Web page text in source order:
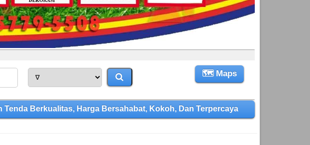
🗺 Maps
Tenda Berkualitas, Harga Bersahabat, Kokoh, Dan Terpercaya